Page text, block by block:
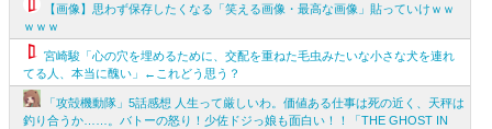
【画像】思わず保存したくなる「笑える画像・最高な画像」貼っていけｗｗ
ｗｗｗ
宮崎駿「心の穴を埋めるために、交配を重ねた毛虫みたいな小さな犬を連れ
てる人、本当に醜い」←これどう思う？
「攻殻機動隊」5話感想 人生って厳しいわ。価値ある仕事は死の近く、天秤は
釣り合うか……。バトーの怒り！少佐ドジっ娘も面白い！！「THE GHOST IN